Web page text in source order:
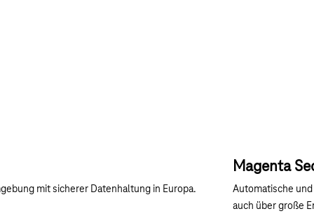
mit sicherer Datenhaltung in Europa.
Magenta
Automatische
auch über große